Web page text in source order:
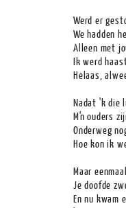
Werd er
We hadden
Alleen met
Ik werd
Helaas,
Nadat 'k die
M'n ouders
Onderweg
Hoe kon ik
Maar
Je doofde
En nu kwam